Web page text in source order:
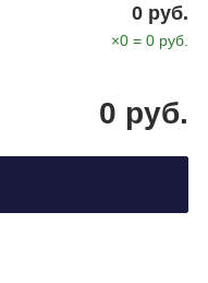
0 руб.
×0 = 0 руб.
0 руб.